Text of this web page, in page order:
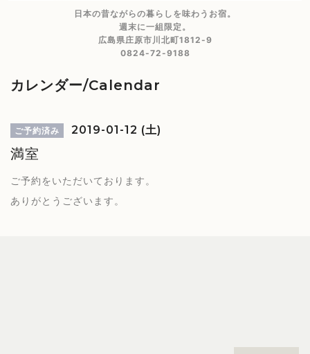
日本の昔ながらの暮らしを味わうお宿。
週末に一組限定。
広島県庄原市川北町1812-9
0824-72-9188
カレンダー/Calendar
ご予約済み 2019-01-12 (土)
満室
ご予約をいただいております。
ありがとうございます。